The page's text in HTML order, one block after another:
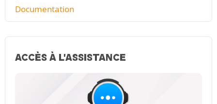
Documentation
ACCÈS À L'ASSISTANCE